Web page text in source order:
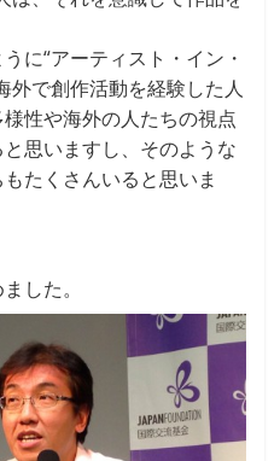
に“アーティスト・イン・
外で創作活動を経験した人
性や海外の人たちの視点
思いますし、そのような
たくさんいると思いま
した。